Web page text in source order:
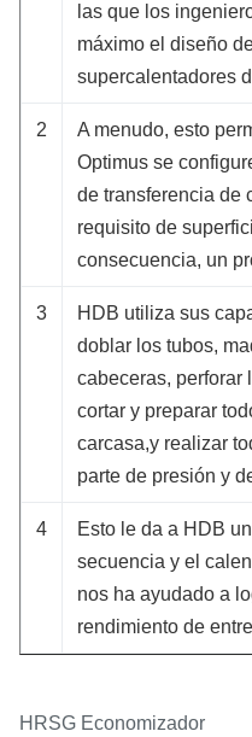
las que los
máximo el diseño
supercalentadores
2
A menudo, esto
Optimus se
de transferencia de
requisito de
consecuencia, un
3
HDB utiliza sus
doblar los tubos,
cabeceras, perforar
cortar y preparar
carcasa,y realizar
parte de presión y
4
Esto le da a HDB
secuencia y el
nos ha ayudado a
rendimiento de
HRSG Economizador